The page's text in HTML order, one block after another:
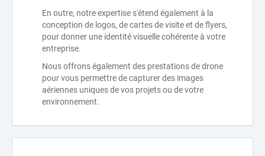
En outre, notre expertise s'étend également à la
conception de logos, de cartes de visite et de flyers,
pour donner une identité visuelle cohérente à votre
entreprise.
Nous offrons également des prestations de drone
pour vous permettre de capturer des images
aériennes uniques de vos projets ou de votre
environnement.